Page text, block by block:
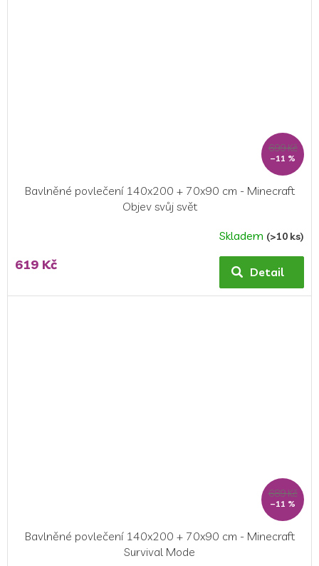
699 Kč
–11 %
Bavlněné povlečení 140x200 + 70x90 cm - Minecraft
Objev svůj svět
Skladem (>10 ks)
619 Kč Detail
689 Kč
–11 %
Bavlněné povlečení 140x200 + 70x90 cm - Minecraft
Survival Mode